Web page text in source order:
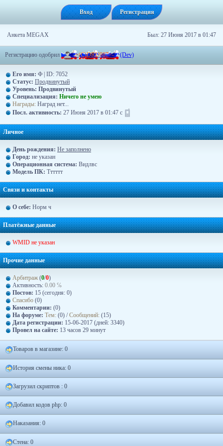
Вход Регистрация
Анкета MEGAX Был: 27 Июня 2017 в 01:47
Регистрацию одобрил -=(C)DRU987=- (Dev)
Его имя: Ф | ID: 7052
Статус: Продвинутый
Уровень: Продвинутый
Специализация: Ничего не умею
Награды: Наград нет...
Посл. активность: 27 Июня 2017 в 01:47 с
Личное
День рождения: Не заполнено
Город: не указан
Операционная система: Видлвс
Модель ПК: Тттттт
Связи и контакты
О себе: Норм ч
Платёжные данные
WMID не указан
Прочие данные
Арбитраж (0/0)
Активность: 0.00 ℅
Постов: 15 (сегодня: 0)
Спасибо (0)
Комментарии: (0)
На форуме: Тем: (0) /Сообщений: (15)
Дата регистрации: 15-06-2017 (дней: 3340)
Провел на сайте: 13 часов 29 минут
Товаров в магазине: 0
История смены ника: 0
Загрузил скриптов : 0
Добавил кодов php: 0
Наказания: 0
Стена: 0